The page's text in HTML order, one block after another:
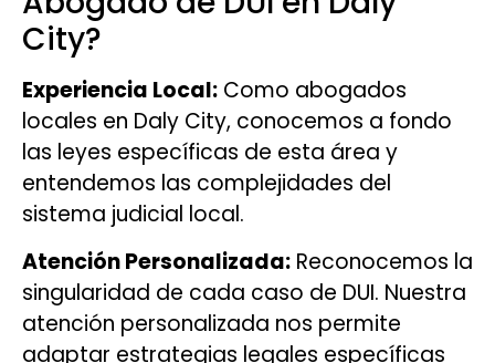
City?
Experiencia Local: Como abogados
locales en Daly City, conocemos a fondo
las leyes específicas de esta área y
entendemos las complejidades del
sistema judicial local.
Atención Personalizada: Reconocemos la
singularidad de cada caso de DUI. Nuestra
atención personalizada nos permite
adaptar estrategias legales específicas